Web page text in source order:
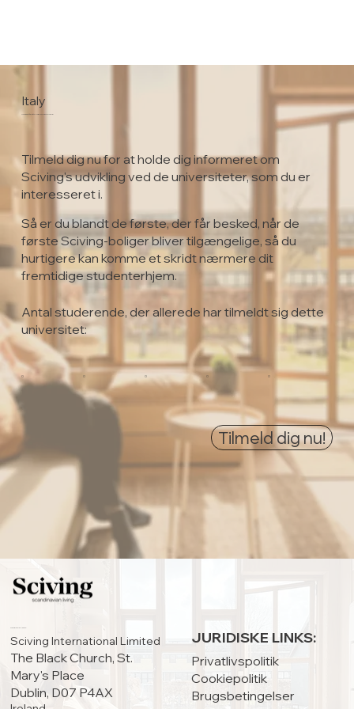
Italy
Università Cattolica del Sacro Cuore
Tilmeld dig nu for at holde dig informeret om
Sciving's udvikling ved de universiteter, som du er
interesseret i.
Så er du blandt de første, der får besked, når de
første Sciving-boliger bliver tilgængelige, så du
hurtigere kan komme et skridt nærmere dit
fremtidige studenterhjem.
Antal studerende, der allerede har tilmeldt sig dette
universitet:
0
0
0
0
0
Tilmeld dig nu!
HOVEDKONTOR:
Sciving International Limited
The Black Church, St.
Mary's Place
Dublin, D07 P4AX
JURIDISKE LINKS:
Privatlivspolitik
Cookiepolitik
Brugsbetingelser